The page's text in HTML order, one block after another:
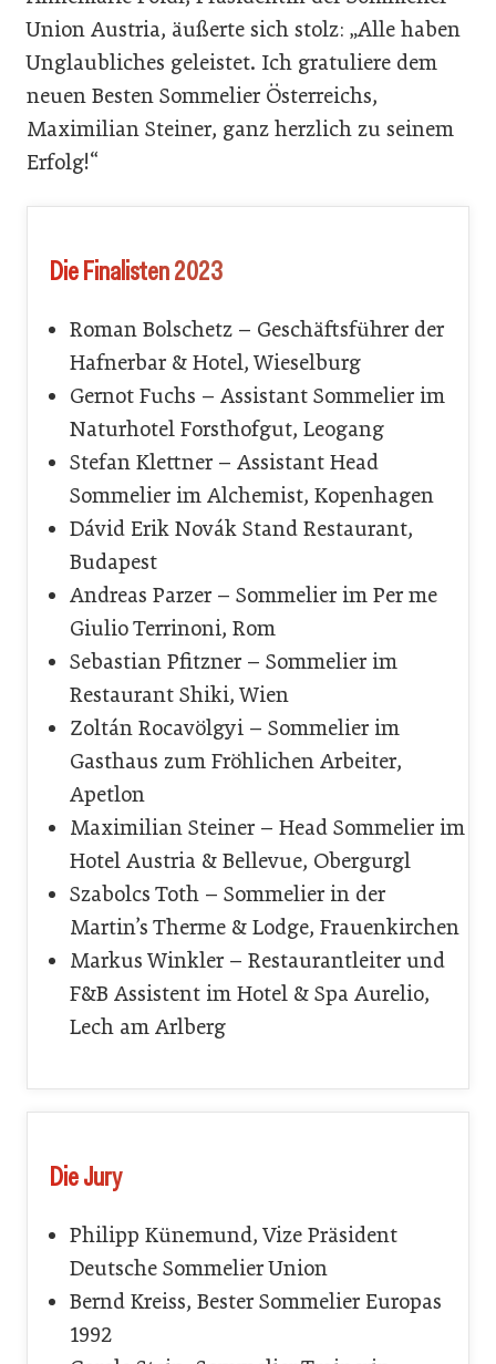
Union Austria, äußerte sich stolz: „Alle haben
Unglaubliches geleistet. Ich gratuliere dem
neuen Besten Sommelier Österreichs,
Maximilian Steiner, ganz herzlich zu seinem
Erfolg!“
Die Finalisten 2023
Roman Bolschetz – Geschäftsführer der
Hafnerbar & Hotel, Wieselburg
Gernot Fuchs – Assistant Sommelier im
Naturhotel Forsthofgut, Leogang
Stefan Klettner – Assistant Head
Sommelier im Alchemist, Kopenhagen
Dávid Erik Novák Stand Restaurant,
Budapest
Andreas Parzer – Sommelier im Per me
Giulio Terrinoni, Rom
Sebastian Pfitzner – Sommelier im
Restaurant Shiki, Wien
Zoltán Rocavölgyi – Sommelier im
Gasthaus zum Fröhlichen Arbeiter,
Apetlon
Maximilian Steiner – Head Sommelier im
Hotel Austria & Bellevue, Obergurgl
Szabolcs Toth – Sommelier in der
Martin’s Therme & Lodge, Frauenkirchen
Markus Winkler – Restaurantleiter und
F&B Assistent im Hotel & Spa Aurelio,
Lech am Arlberg
Die Jury
Philipp Künemund, Vize Präsident
Deutsche Sommelier Union
Bernd Kreiss, Bester Sommelier Europas
1992